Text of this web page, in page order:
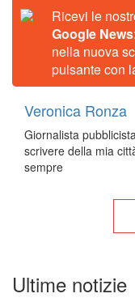
Ricevi le
Google News
nella nuova
pulsante con
Veronica Ronza
Giornalista
scrivere della mia
sempre
Ultime notizie